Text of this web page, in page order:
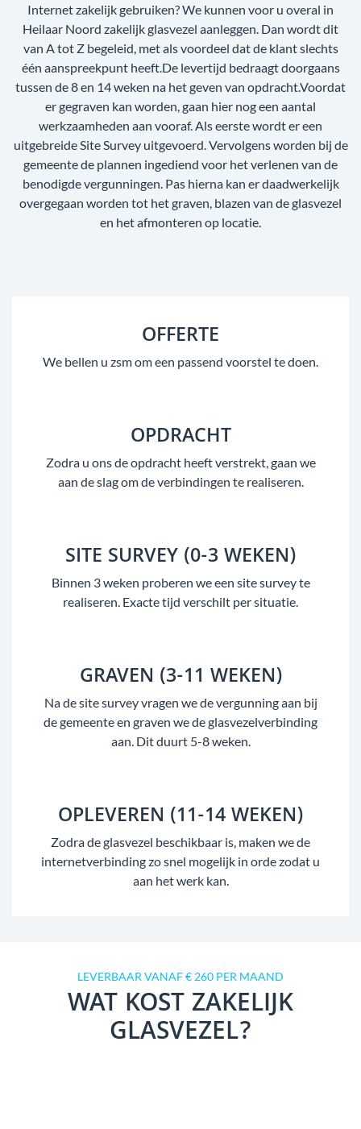
Internet zakelijk gebruiken? We kunnen voor u overal in
Heilaar Noord zakelijk glasvezel aanleggen. Dan wordt dit
van A tot Z begeleid, met als voordeel dat de klant slechts
één aanspreekpunt heeft.De levertijd bedraagt doorgaans
tussen de 8 en 14 weken na het geven van opdracht.Voordat
er gegraven kan worden, gaan hier nog een aantal
werkzaamheden aan vooraf. Als eerste wordt er een
uitgebreide Site Survey uitgevoerd. Vervolgens worden bij de
gemeente de plannen ingediend voor het verlenen van de
benodigde vergunningen. Pas hierna kan er daadwerkelijk
overgegaan worden tot het graven, blazen van de glasvezel
en het afmonteren op locatie.
OFFERTE
We bellen u zsm om een passend voorstel te doen.
OPDRACHT
Zodra u ons de opdracht heeft verstrekt, gaan we
aan de slag om de verbindingen te realiseren.
SITE SURVEY (0-3 WEKEN)
Binnen 3 weken proberen we een site survey te
realiseren. Exacte tijd verschilt per situatie.
GRAVEN (3-11 WEKEN)
Na de site survey vragen we de vergunning aan bij
de gemeente en graven we de glasvezelverbinding
aan. Dit duurt 5-8 weken.
OPLEVEREN (11-14 WEKEN)
Zodra de glasvezel beschikbaar is, maken we de
internetverbinding zo snel mogelijk in orde zodat u
aan het werk kan.
LEVERBAAR VANAF € 260 PER MAAND
WAT KOST ZAKELIJK
GLASVEZEL?